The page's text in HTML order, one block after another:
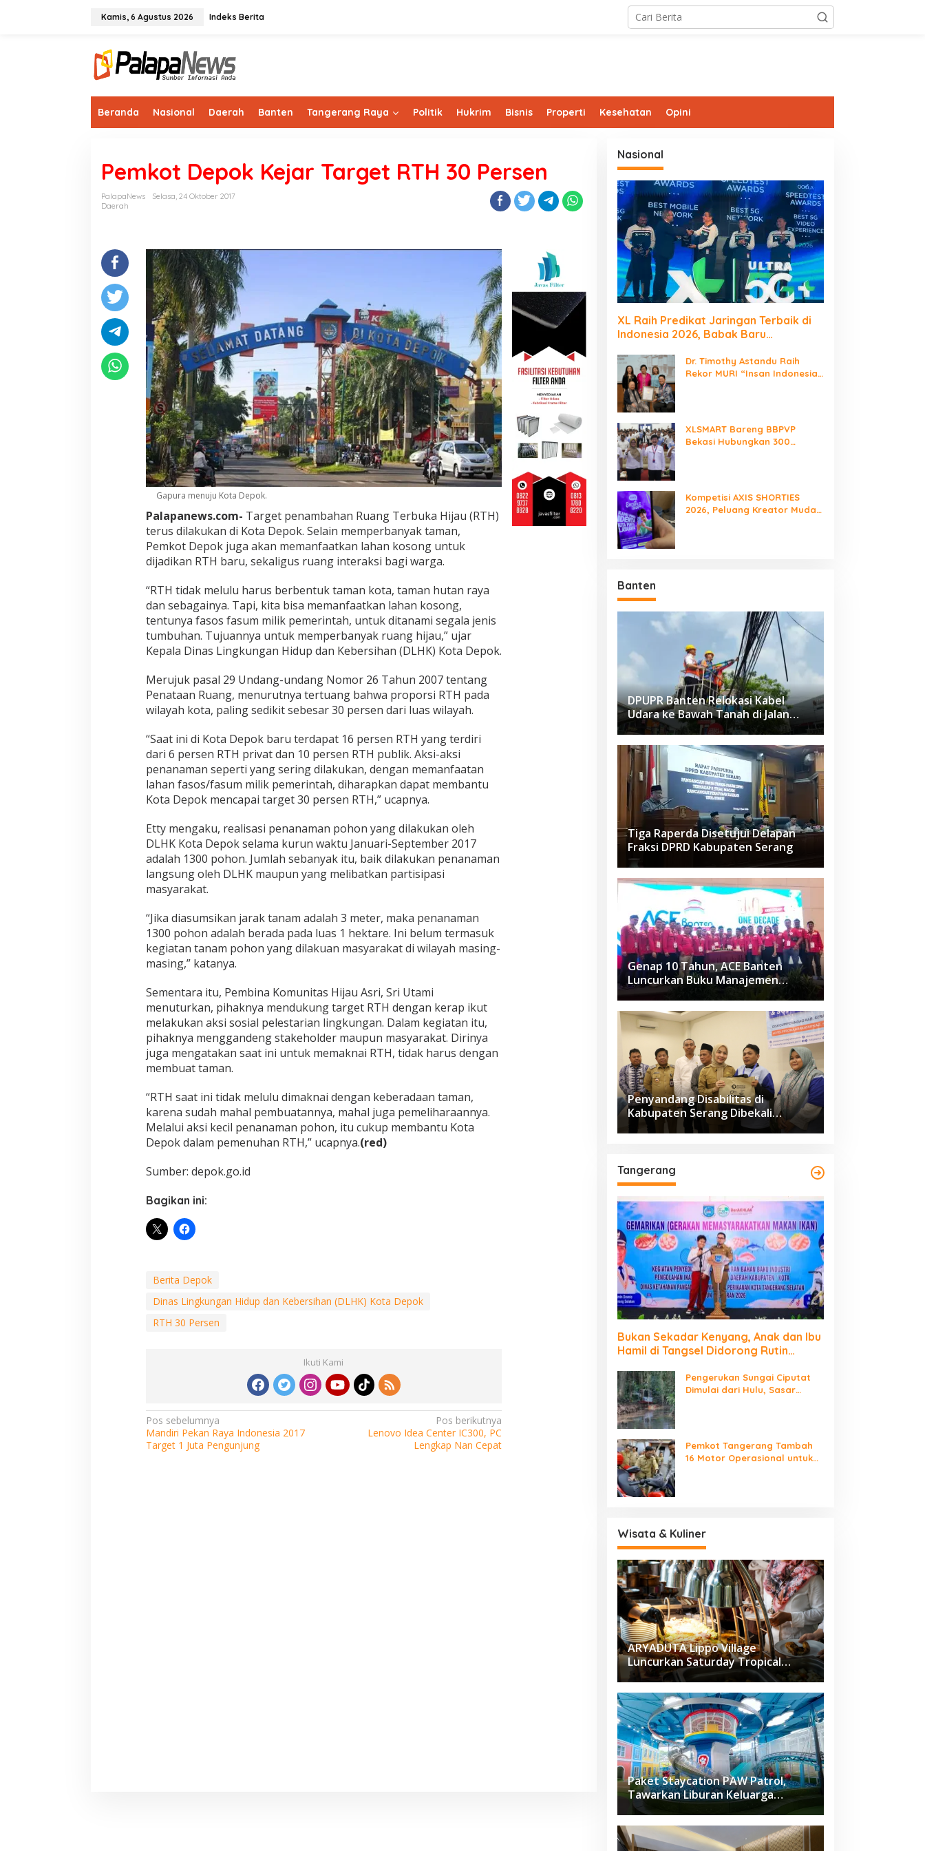
Kamis, 6 Agustus 2026 Indeks Berita
Beranda Nasional Daerah Banten Tangerang Raya Politik Hukrim Bisnis Properti Kesehatan Opini
Pemkot Depok Kejar Target RTH 30 Persen
PalapaNews
Selasa, 24 Oktober 2017
Daerah
Gapura menuju Kota Depok.
Palapanews.com- Target penambahan Ruang Terbuka Hijau (RTH)
terus dilakukan di Kota Depok. Selain memperbanyak taman,
Pemkot Depok juga akan memanfaatkan lahan kosong untuk
dijadikan RTH baru, sekaligus ruang interaksi bagi warga.
“RTH tidak melulu harus berbentuk taman kota, taman hutan raya
dan sebagainya. Tapi, kita bisa memanfaatkan lahan kosong,
tentunya fasos fasum milik pemerintah, untuk ditanami segala jenis
tumbuhan. Tujuannya untuk memperbanyak ruang hijau,” ujar
Kepala Dinas Lingkungan Hidup dan Kebersihan (DLHK) Kota Depok.
Merujuk pasal 29 Undang-undang Nomor 26 Tahun 2007 tentang
Penataan Ruang, menurutnya tertuang bahwa proporsi RTH pada
wilayah kota, paling sedikit sebesar 30 persen dari luas wilayah.
“Saat ini di Kota Depok baru terdapat 16 persen RTH yang terdiri
dari 6 persen RTH privat dan 10 persen RTH publik. Aksi-aksi
penanaman seperti yang sering dilakukan, dengan memanfaatan
lahan fasos/fasum milik pemerintah, diharapkan dapat membantu
Kota Depok mencapai target 30 persen RTH,” ucapnya.
Etty mengaku, realisasi penanaman pohon yang dilakukan oleh
DLHK Kota Depok selama kurun waktu Januari-September 2017
adalah 1300 pohon. Jumlah sebanyak itu, baik dilakukan penanaman
langsung oleh DLHK maupun yang melibatkan partisipasi
masyarakat.
“Jika diasumsikan jarak tanam adalah 3 meter, maka penanaman
1300 pohon adalah berada pada luas 1 hektare. Ini belum termasuk
kegiatan tanam pohon yang dilakuan masyarakat di wilayah masing-
masing,” katanya.
Sementara itu, Pembina Komunitas Hijau Asri, Sri Utami
menuturkan, pihaknya mendukung target RTH dengan kerap ikut
melakukan aksi sosial pelestarian lingkungan. Dalam kegiatan itu,
pihaknya menggandeng stakeholder maupun masyarakat. Dirinya
juga mengatakan saat ini untuk memaknai RTH, tidak harus dengan
membuat taman.
“RTH saat ini tidak melulu dimaknai dengan keberadaan taman,
karena sudah mahal pembuatannya, mahal juga pemeliharaannya.
Melalui aksi kecil penanaman pohon, itu cukup membantu Kota
Depok dalam pemenuhan RTH,” ucapnya.(red)
Sumber: depok.go.id
Bagikan ini:
Berita Depok
Dinas Lingkungan Hidup dan Kebersihan (DLHK) Kota Depok
RTH 30 Persen
Ikuti Kami
Navigasi
pos
Pos sebelumnya
Mandiri Pekan Raya Indonesia 2017
Target 1 Juta Pengunjung
Pos berikutnya
Lenovo Idea Center IC300, PC
Lengkap Nan Cepat
Nasional
XL Raih Predikat Jaringan Terbaik di
Indonesia 2026, Babak Baru
Dr. Timothy Astandu Raih
Rekor MURI “Insan Indonesia
XLSMART Bareng BBPVP
Bekasi Hubungkan 300
Kompetisi AXIS SHORTIES
2026, Peluang Kreator Muda
Banten
DPUPR Banten Relokasi Kabel
Udara ke Bawah Tanah di Jalan
Raden Fatah Ciledug
Tiga Raperda Disetujui Delapan
Fraksi DPRD Kabupaten Serang
Genap 10 Tahun, ACE Banten
Luncurkan Buku Manajemen
Fasilitas
Penyandang Disabilitas di
Kabupaten Serang Dibekali
Pelatihan Pengolahan Hasil
Tangerang
Bukan Sekadar Kenyang, Anak dan Ibu
Hamil di Tangsel Didorong Rutin
Pengerukan Sungai Ciputat
Dimulai dari Hulu, Sasar
Pemkot Tangerang Tambah
16 Motor Operasional untuk
Wisata & Kuliner
ARYADUTA Lippo Village
Luncurkan Saturday Tropical
Brunch
Paket Staycation PAW Patrol,
Tawarkan Liburan Keluarga
Menyenangkan Hanya di Herloom
Hotel BSD